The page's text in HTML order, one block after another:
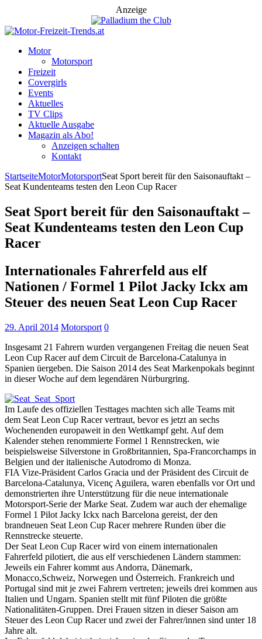
Anzeige
Motor
Motorsport
Freizeit
Covergirls
Events
Aktuelles
TV Clips
Aktuelle Ausgabe
Magazin als Abo!
Anzeigen schalten
Kontakt
StartseiteMotorMotorsportSeat Sport bereit für den Saisonauftakt –
Seat Kundenteams testen den Leon Cup Racer
Seat Sport bereit für den Saisonauftakt –
Seat Kundenteams testen den Leon Cup
Racer
Internationales Fahrerfeld aus elf
Nationen / Formel 1 Pilot Jacky Ickx am
Steuer des neuen Seat Leon Cup Racer
29. April 2014 Motorsport 0
Insgesamt 21 Fahrern wurden vergangenen Freitag die neuen Seat
Leon Cup Racer auf dem Circuit de Barcelona-Catalunya in
Spanien üergeben. Die Saison 2014 des Seat Markenpokals beginnt
in dieser Woche auf dem legendären Nürburgring.
Im Laufe des offiziellen Testtages machten sich alle Teams mit
dem Seat Leon Cup Racer vertraut, bevor es jetzt an sechs
Wochenenden europaweit in den Wettkampf geht. Auf dem
Kalender stehen renommierte Formel 1 Rennstrecken, wie
beispielsweise Silverstone in Großbritannien, Spa-Francorchamps in
Belgien und der italienische Autodromo di Monza.
FIA Vize-Präsident Carlos Gracia und der Präsident des Circuit de
Barcelona-Catalunya, Vicenç Aguilera, waren ebenfalls vor Ort und
demonstrierten ihre Unterstützung für die neue internationale
Motorsport-Serie der Marke Seat. Zudem war auch der ehemalige
Formel 1 Pilot Jacky Ickx nach Barcelona gereist, der den
brandneuen Seat Leon Cup Racer mehrere Runden über die
Rennstrecke steuerte.
Der Seat Leon Cup Racer wird von einem internationalen
Fahrerfeld pilotiert, die aus elf verschiedenen Ländern stammen:
Jeweils ein Fahrer kommt aus Andorra, Dänemark,
Monacco,Schweiz, Norwegen und Österreich. Frankreich und
Portugal sind mit je zwei Fahrern vertreten; jeweils drei kommen aus
Italien und Ungarn. Spanien stellt mit fünf Piloten die größte
Nationalitäten-Gruppen. Drei Frauen sitzen in dieser Saison am
Steuer des Leon Cup Racer und zwei der Fahrer/innen sind unter 18
Jahre alt.